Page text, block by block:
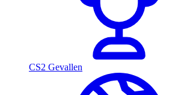
CS2 Gevallen